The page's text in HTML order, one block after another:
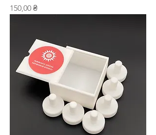
Ціна
150,00 ₴